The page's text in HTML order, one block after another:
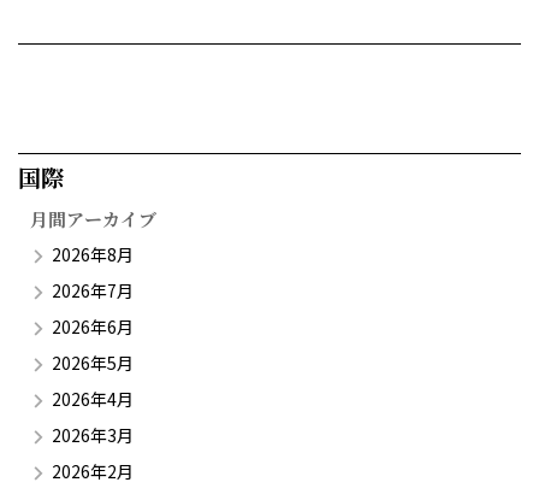
国際​
月間アーカイブ
2026年8月
2026年7月
2026年6月
2026年5月
2026年4月
2026年3月
2026年2月